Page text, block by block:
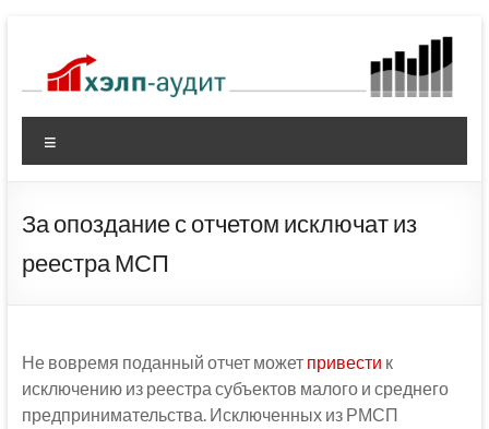
содержимому
За опоздание с отчетом исключат из
реестра МСП
Не вовремя поданный отчет может привести к
исключению из реестра субъектов малого и среднего
предпринимательства. Исключенных из РМСП